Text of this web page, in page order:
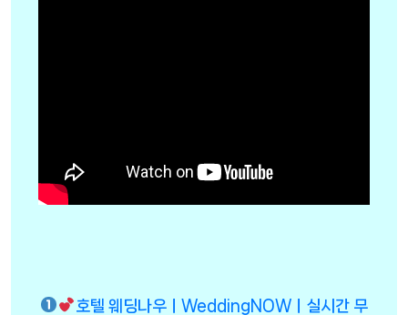
호텔 웨딩나우ㅣWeddingNOWㅣ실시간 무